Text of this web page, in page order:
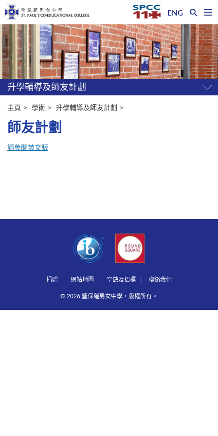
開
選
單
ENG
主
内
容
開
始
升學輔導及師友計劃 開
主頁 學術 升學輔導及師友計劃
師友計劃
請參閱英文版
捐贈 網站地圖 空缺及招標 聯絡我們
© 2026 聖保羅男女中學，版權所有。